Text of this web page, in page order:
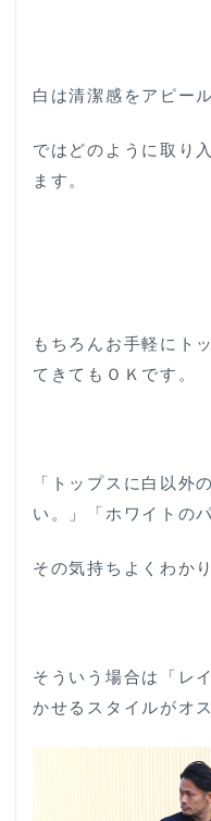
白は清潔感をアピー
ではどのように取り
ます。
もちろんお手軽にト
てきてもＯＫです。
「トップスに白以外
い。」「ホワイトの
その気持ちよくわか
そういう場合は「レ
かせるスタイルがオ